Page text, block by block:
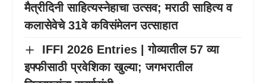
मैत्रीदिनी साहित्यस्नेहाचा उत्सव; मराठी साहित्य व
कलासेवेचे 31वे कविसंमेलन उत्साहात
IFFI 2026 Entries | गोव्यातील 57 व्या
इफ्फीसाठी प्रवेशिका खुल्या; जगभरातील